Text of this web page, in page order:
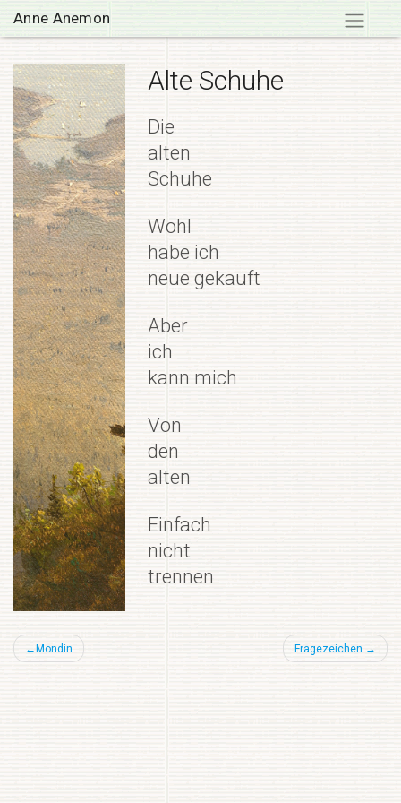
content
Anne Anemon
Alte Schuhe
Die
alten
Schuhe
Wohl
habe ich
neue gekauft
Aber
ich
kann mich
Von
den
alten
Einfach
nicht
trennen
Beitragsnavigation
Mondin Fragezeichen